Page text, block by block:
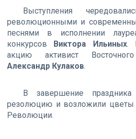
Выступления
революционными и
песнями в исполнении
конкурсов Виктора Ильиных.
акцию активист
Александр Кулаков.
В завершение праздника
резолюцию и возложили цветы
Революции.